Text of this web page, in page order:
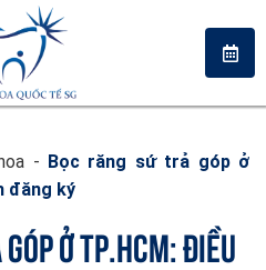
- Bọc răng sứ trả góp ở
đăng ký
Ở TP.HCM: ĐIỀU